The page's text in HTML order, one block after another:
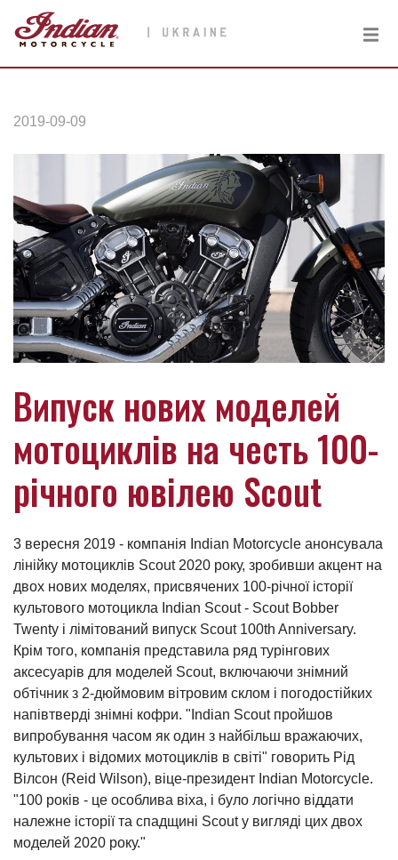
2019-09-09
Випуск нових моделей
мотоциклів на честь 100-
річного ювілею Scout
3 вересня 2019 - компанія Indian Motorcycle анонсувала
лінійку мотоциклів Scout 2020 року, зробивши акцент на
двох нових моделях, присвячених 100-річної історії
культового мотоцикла Indian Scout - Scout Bobber
Twenty і лімітований випуск Scout 100th Anniversary.
Крім того, компанія представила ряд турінгових
аксесуарів для моделей Scout, включаючи знімний
обтічник з 2-дюймовим вітровим склом і погодостійких
напівтверді знімні кофри. "Indian Scout пройшов
випробування часом як один з найбільш вражаючих,
культових і відомих мотоциклів в світі" говорить Рід
Вілсон (Reid Wilson), віце-президент Indian Motorcycle.
"100 років - це особлива віха, і було логічно віддати
належне історії та спадщині Scout у вигляді цих двох
моделей 2020 року."